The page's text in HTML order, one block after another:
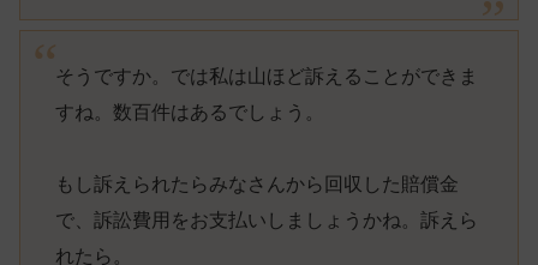
そうですか。では私は山ほど訴えることができま
すね。数百件はあるでしょう。
もし訴えられたらみなさんから回収した賠償金
で、訴訟費用をお支払いしましょうかね。訴えら
れたら。